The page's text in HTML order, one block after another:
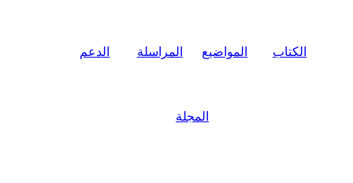
الدعم المراسلة المواضيع الكتاب
المجلة